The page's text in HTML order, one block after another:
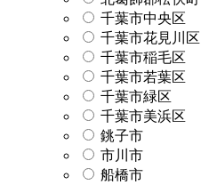
千葉市中央区
千葉市花見川区
千葉市稲毛区
千葉市若葉区
千葉市緑区
千葉市美浜区
銚子市
市川市
船橋市